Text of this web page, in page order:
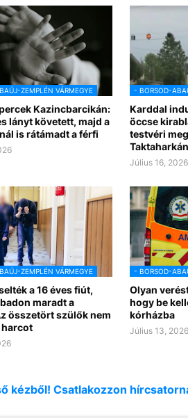
ZEMPLÉN VÁRMEGYE
Kazincbarcikán:
lányt követett, majd a
is rátámadt a férfi
- BORSOD-
Karddal
öccse
testvéri
Július 16, 2026
ZEMPLÉN VÁRMEGYE
a 16 éves fiút,
maradt a
összetört szülők nem
harcot
- BORSOD-
Olyan
hogy be
kórházba
Július 13, 2026
kézből! Csatlakozzon